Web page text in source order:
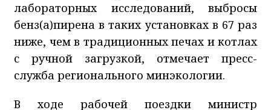
лабораторных исследований, выбросы
бенз(а)пирена в таких установках в 67 раз
ниже, чем в традиционных печах и котлах
с ручной загрузкой, отмечает пресс-
служба регионального минэкологии.
В ходе рабочей поездки министр